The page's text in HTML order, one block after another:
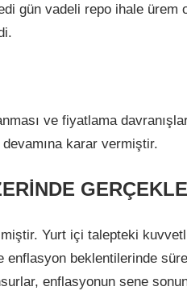
gün vadeli repo ihale ürem
ve fiyatlama
karar vermiştir.
Yurt içi talepteki
enflasyon beklentilerinde
enflasyonun sene